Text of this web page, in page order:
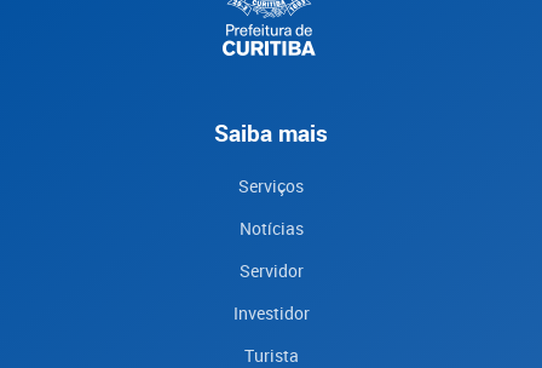
Saiba mais
Serviços
Notícias
Servidor
Investidor
Turista